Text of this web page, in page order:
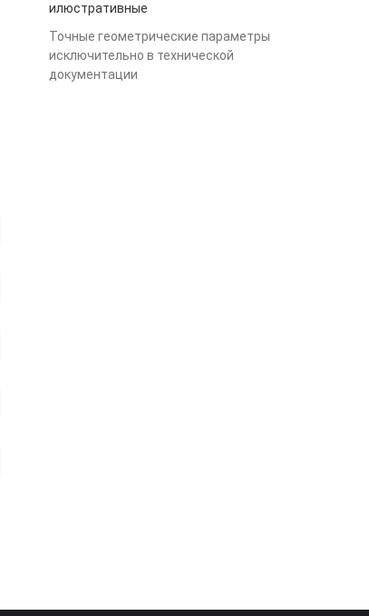
илюстративные
Точные геометрические параметры
исключительно в технической
документации